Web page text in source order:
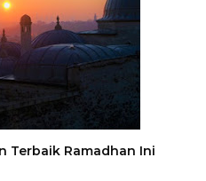
Terbaik Ramadhan Ini